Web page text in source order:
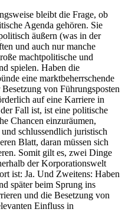
bleibt die Frage, ob
Agenda gehören. Sie
äußern (was in der
und auch nur manche
machtpolitische und
spielen. Haben die
eine marktbeherrschende
von Führungsposten
auf eine Karriere in
Fall ist, ist eine politische
Chancen einzuräumen,
schlussendlich juristisch
Blatt, daran müssen sich
Somit gilt es, zwei Dinge
der Korporationswelt
ist: Ja. Und Zweitens: Haben
später beim Sprung ins
und die Besetzung von
Einfluss in